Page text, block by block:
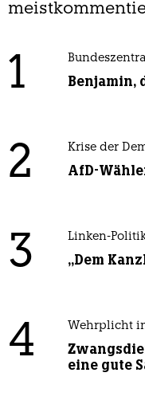
1 Benjamin,
2 Krise der
AfD-
3 Linken-
„Dem
4 Wehrplicht
eine gute